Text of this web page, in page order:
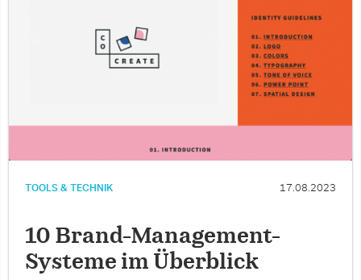
TOOLS & TECHNIK 17.08.2023
10 Brand-Management-
Systeme im Überblick